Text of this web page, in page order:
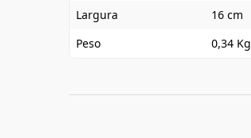
Largura
16 cm
Peso
0,34 Kg